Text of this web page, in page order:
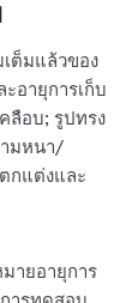
ต็มแล้วของ
อายุการเก็บ
ลือบ; รูปทรง
มหนา/
กแต่งและ
ายอายุการ